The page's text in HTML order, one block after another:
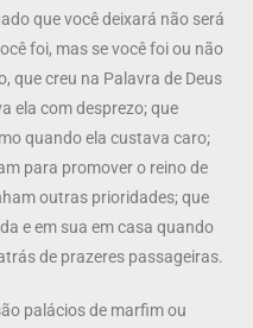
que você deixará não será
foi, mas se você foi ou não
que creu na Palavra de Deus
ela com desprezo; que
quando ela custava caro;
para promover o reino de
outras prioridades; que
e em sua em casa quando
de prazeres passageiras.
palácios de marfim ou